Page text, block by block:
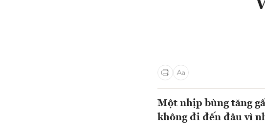
Một nhịp bùng tăng
không đi đến đâu vì